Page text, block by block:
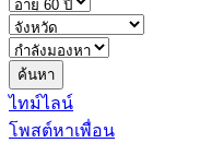
ค้นหา
ไทม์ไลน์
โพสต์หาเพื่อน